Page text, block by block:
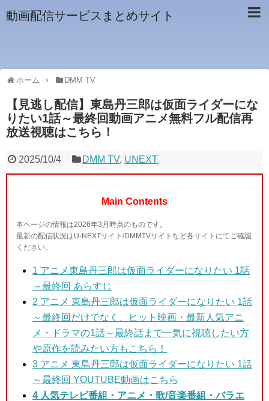
動画配信サービスまとめサイト
ホーム DMM TV
【見逃し配信】東島丹三郎は仮面ライダーにな
りたい1話～最終回動画アニメ無料フル配信再
放送視聴はこちら！
2025/10/4 DMM TV, UNEXT
Main Contents
本ページの情報は2026年3月時点のものです。
最新の配信状況はU-NEXTサイト/DMMTVサイトなど各サイトにてご確認
ください。
1 アニメ東島丹三郎は仮面ライダーになりたい 1話
～最終回 あらすじ
2 アニメ 東島丹三郎は仮面ライダーになりたい 1話
～最終回 だけでなく、ヒット映画・最新人気アニ
メ・ドラマの1話～最終話まで一気に視聴したい方
や原作を読みたい方もこちら！
3 アニメ 東島丹三郎は仮面ライダーになりたい 1話
～最終回 YOUTUBE動画はこちら
4 人気テレビ番組・アニメ・歌/音楽番組・バラエ